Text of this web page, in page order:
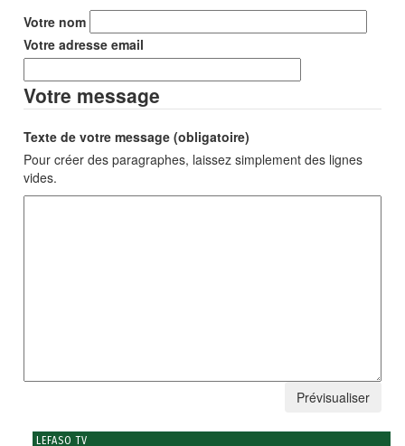
Votre nom
Votre adresse email
Votre message
Texte de votre message (obligatoire)
Pour créer des paragraphes, laissez simplement des lignes
vides.
LEFASO TV